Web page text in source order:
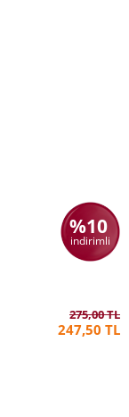
%10
indirimli
275,00 TL
247,50 TL